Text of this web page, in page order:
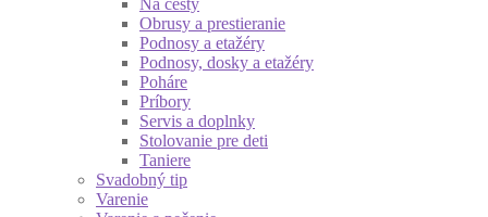
Obrusy a prestieranie
Podnosy a etažéry
Podnosy, dosky a etažéry
Poháre
Príbory
Servis a doplnky
Stolovanie pre deti
Taniere
Svadobný tip
Varenie